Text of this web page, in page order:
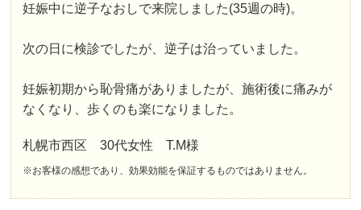
妊娠中に逆子なおしで来院しました(35週の時)。
次の日に検診でしたが、逆子は治っていました。
妊娠初期から恥骨痛がありましたが、施術後に痛みが
なくなり、歩くのも楽になりました。
札幌市西区 30代女性 T.M様
※お客様の感想であり、効果効能を保証するものではありません。